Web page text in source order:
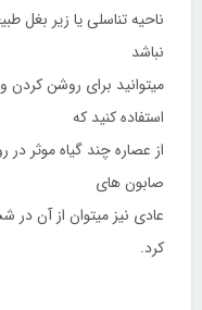
ناحیه تناسلی یا زیر بغل
نباشد
میتوانید برای روشن
استفاده کنید که
از عصاره چند گیاه موثر
صابون های
عادی نیز میتوان از آن
کرد.